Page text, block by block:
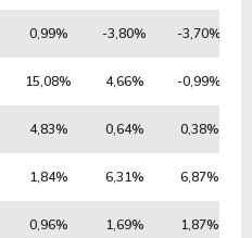
0,99% -3,80% -3,70%
15,08% 4,66% -0,99%
4,83% 0,64% 0,38%
1,84% 6,31% 6,87%
0,96% 1,69% 1,87%